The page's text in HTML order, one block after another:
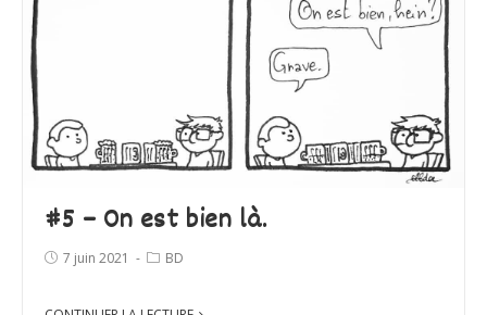
#5 – On est bien là.
7 juin 2021 BD